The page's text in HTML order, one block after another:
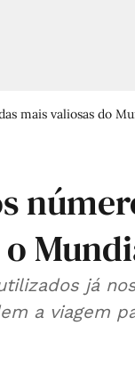
mais valiosas do
já
a viagem